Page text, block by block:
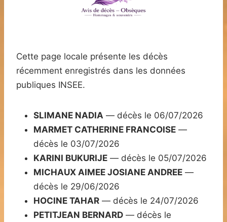
Cette page locale présente les décès
récemment enregistrés dans les données
publiques INSEE.
SLIMANE NADIA — décès le 06/07/2026
MARMET CATHERINE FRANCOISE —
décès le 03/07/2026
KARINI BUKURIJE — décès le 05/07/2026
MICHAUX AIMEE JOSIANE ANDREE —
décès le 29/06/2026
HOCINE TAHAR — décès le 24/07/2026
PETITJEAN BERNARD — décès le